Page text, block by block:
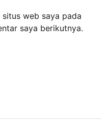
situs web saya pada
saya berikutnya.